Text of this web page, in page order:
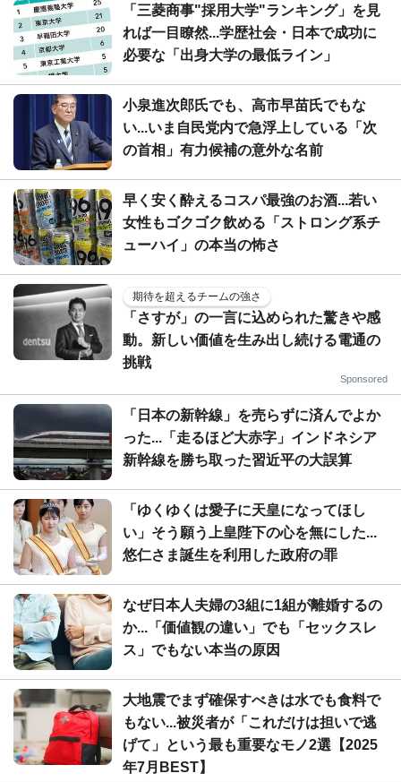
「三菱商事"採用大学"ランキング」を見
れば一目瞭然...学歴社会・日本で成功に
必要な「出身大学の最低ライン」
小泉進次郎氏でも、高市早苗氏でもな
い...いま自民党内で急浮上している「次
の首相」有力候補の意外な名前
早く安く酔えるコスパ最強のお酒...若い
女性もゴクゴク飲める「ストロング系チ
ューハイ」の本当の怖さ
期待を超えるチームの強さ
「さすが」の一言に込められた驚きや感
動。新しい価値を生み出し続ける電通の
挑戦
Sponsored
「日本の新幹線」を売らずに済んでよか
った...「走るほど大赤字」インドネシア
新幹線を勝ち取った習近平の大誤算
「ゆくゆくは愛子に天皇になってほし
い」そう願う上皇陛下の心を無にした...
悠仁さま誕生を利用した政府の罪
なぜ日本人夫婦の3組に1組が離婚するの
か...「価値観の違い」でも「セックスレ
ス」でもない本当の原因
大地震でまず確保すべきは水でも食料で
もない...被災者が「これだけは担いで逃
げて」という最も重要なモノ2選【2025
年7月BEST】